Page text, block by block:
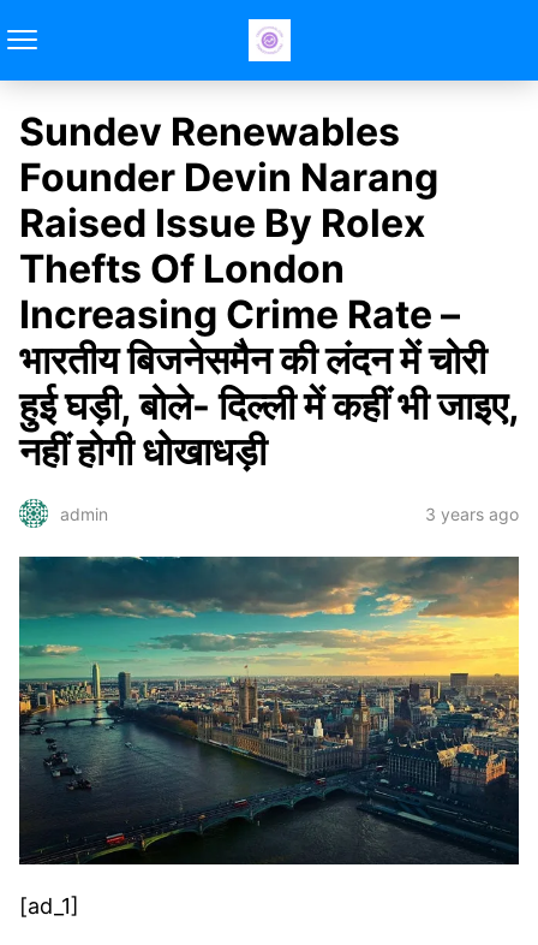
Sundev Renewables
Founder Devin Narang
Raised Issue By Rolex
Thefts Of London
Increasing Crime Rate –
भारतीय बिजनेसमैन की लंदन में चोरी
हुई घड़ी, बोले- दिल्ली में कहीं भी जाइए,
नहीं होगी धोखाधड़ी
admin 3 years ago
[ad_1]